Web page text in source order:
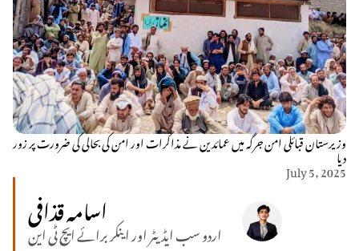
وزیرستان قبائلی امن جرگہ میں عمائدین نے مذاکرات اور امن کی بحالی کی ضرورت پر زور
دیا
July 5, 2025
اسامہ قذافی
اردو سب ایڈیٹر اور اینکر برائے ایچ ٹی این